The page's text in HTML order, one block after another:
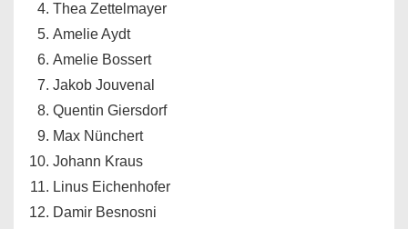
Thea Zettelmayer
Amelie Aydt
Amelie Bossert
Jakob Jouvenal
Quentin Giersdorf
Max Nünchert
Johann Kraus
Linus Eichenhofer
Damir Besnosni